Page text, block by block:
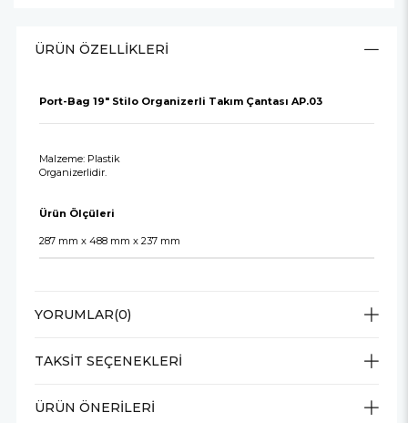
ÜRÜN ÖZELLIKLERI
Port-Bag 19" Stilo Organizerli Takım Çantası AP.03
Malzeme: Plastik
Organizerlidir.
Ürün Ölçüleri
287 mm x 488 mm x 237 mm
YORUMLAR(0)
TAKSIT SEÇENEKLERI
ÜRÜN ÖNERILERI